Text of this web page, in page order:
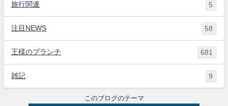
旅行関連 5
注目NEWS 58
王様のブランチ 681
雑記 9
このブログのテーマ